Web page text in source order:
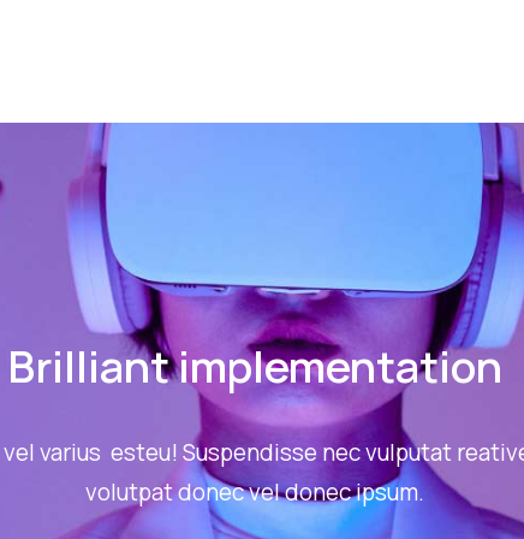
Brilliant implementation
vel varius esteu! Suspendisse nec vulputat
volutpat donec vel donec ipsum.